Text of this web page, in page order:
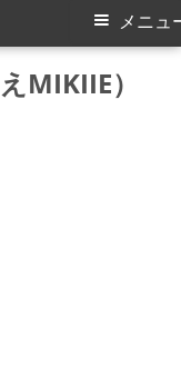
MIKIIE）
メニュ